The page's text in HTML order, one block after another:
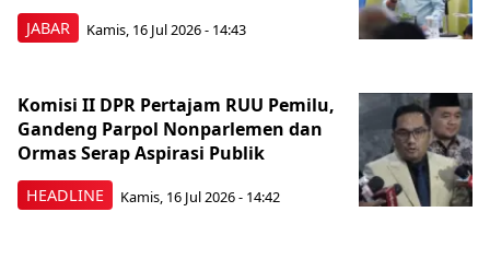
JABAR Kamis, 16 Jul 2026 - 14:43
HEADLINE
Komisi II DPR Pertajam RUU Pemilu,
Gandeng Parpol Nonparlemen dan
Ormas Serap Aspirasi Publik
Kamis, 16 Jul 2026 - 14:42